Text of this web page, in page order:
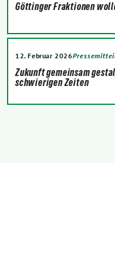
Göttinger Fraktionen
12. Februar 2026
Zukunft gemeinsam
schwierigen Zeiten